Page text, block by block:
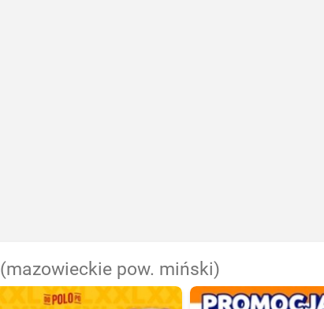
(mazowieckie pow. miński)